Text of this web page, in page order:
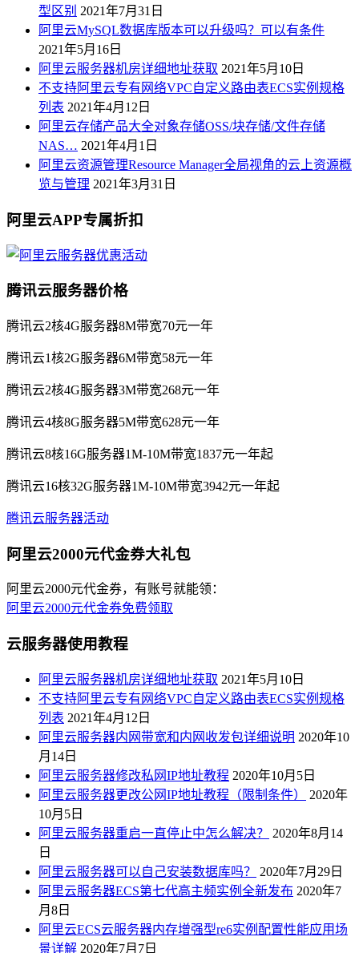
型区别 2021年7月31日
阿里云MySQL数据库版本可以升级吗？可以有条件
2021年5月16日
阿里云服务器机房详细地址获取 2021年5月10日
不支持阿里云专有网络VPC自定义路由表ECS实例规格
列表 2021年4月12日
阿里云存储产品大全对象存储OSS/块存储/文件存储
NAS… 2021年4月1日
阿里云资源管理Resource Manager全局视角的云上资源概
览与管理 2021年3月31日
阿里云APP专属折扣
腾讯云服务器价格
腾讯云2核4G服务器8M带宽70元一年
腾讯云1核2G服务器6M带宽58元一年
腾讯云2核4G服务器3M带宽268元一年
腾讯云4核8G服务器5M带宽628元一年
腾讯云8核16G服务器1M-10M带宽1837元一年起
腾讯云16核32G服务器1M-10M带宽3942元一年起
腾讯云服务器活动
阿里云2000元代金券大礼包
阿里云2000元代金券，有账号就能领：
阿里云2000元代金券免费领取
云服务器使用教程
阿里云服务器机房详细地址获取 2021年5月10日
不支持阿里云专有网络VPC自定义路由表ECS实例规格
列表 2021年4月12日
阿里云服务器内网带宽和内网收发包详细说明 2020年10
月14日
阿里云服务器修改私网IP地址教程 2020年10月5日
阿里云服务器更改公网IP地址教程（限制条件）
2020年
10月5日
阿里云服务器重启一直停止中怎么解决？
2020年8月14
日
阿里云服务器可以自己安装数据库吗？
2020年7月29日
阿里云服务器ECS第七代高主频实例全新发布 2020年7
月8日
阿里云ECS云服务器内存增强型re6实例配置性能应用场
景详解 2020年7月7日